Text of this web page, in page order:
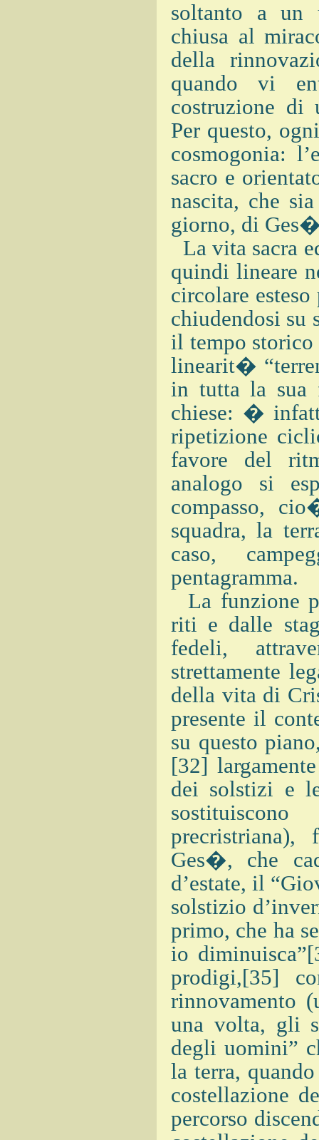
soltanto a un
chiusa al
della
quando vi
costruzione di
Per questo,
cosmogonia:
sacro e
nascita, che
giorno, di
La vita sacra
quindi lineare
circolare
chiudendosi su
il tempo
linearit�
in tutta la sua
chiese: �
ripetizione
favore del
analogo si
compasso,
squadra, la
caso,
pentagramma.
La funzione
riti e dalle
fedeli,
strettamente
della vita di
presente il
su questo
[32]
dei solstizi e
Ges�, che
d’estate, il
solstizio
primo, che ha
io
prodigi,[35]
rinnovamento
una volta, gli
degli uomini”
la terra,
costellazione
percorso